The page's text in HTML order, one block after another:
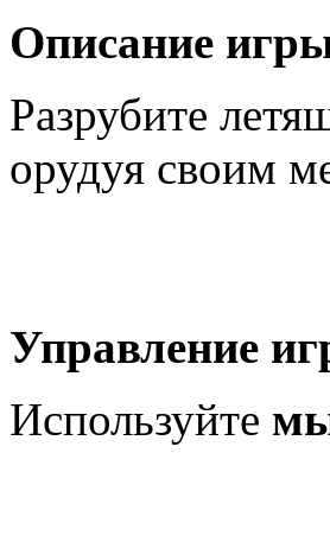
Описание
Разрубите
орудуя своим
Управление
Используйте